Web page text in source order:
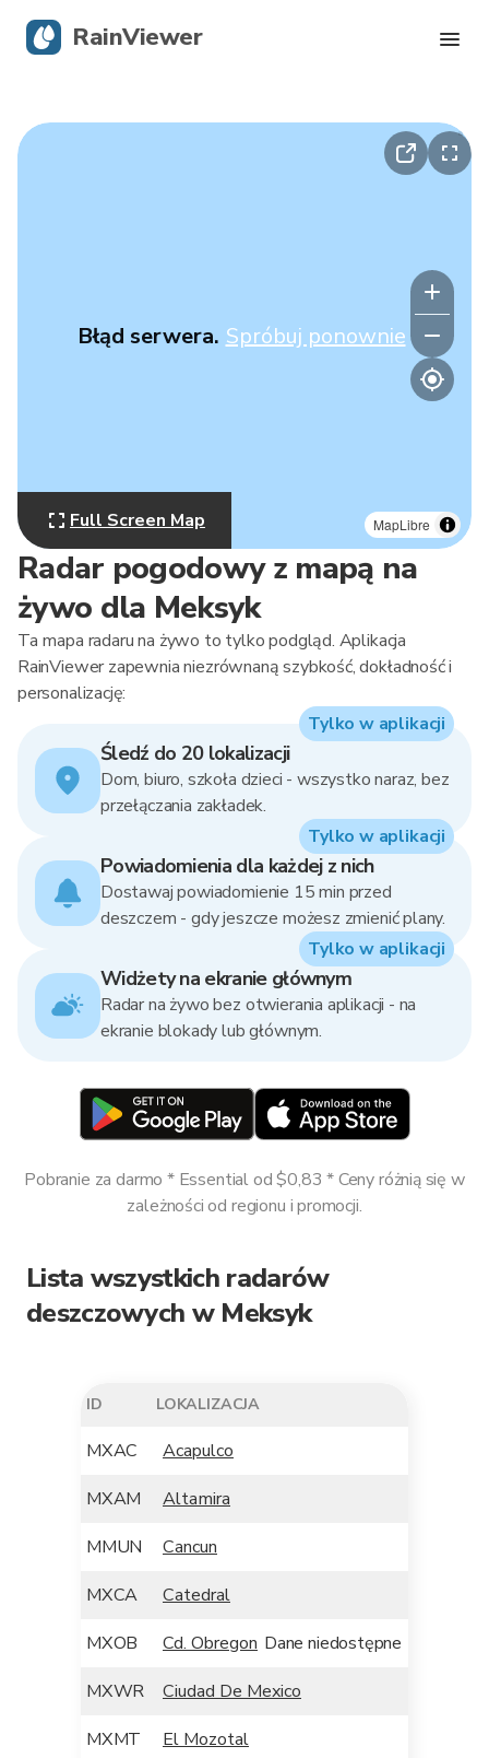
Radar pogodowy z mapą na
żywo dla Meksyk
Ta mapa radaru na żywo to tylko podgląd. Aplikacja
RainViewer zapewnia niezrównaną szybkość, dokładność i
personalizację:
Śledź do 20 lokalizacji
Dom, biuro, szkoła dzieci - wszystko naraz, bez
przełączania zakładek.
Tylko w aplikacji
Powiadomienia dla każdej z nich
Dostawaj powiadomienie 15 min przed
deszczem - gdy jeszcze możesz zmienić plany.
Tylko w aplikacji
Widżety na ekranie głównym
Radar na żywo bez otwierania aplikacji - na
ekranie blokady lub głównym.
Tylko w aplikacji
Pobranie za darmo * Essential od $0,83 * Ceny różnią się w
zależności od regionu i promocji.
MapLibre
Błąd serwera. Spróbuj ponownie
Full Screen Map
Lista wszystkich radarów
deszczowych w Meksyk
ID LOKALIZACJA
MXAC
Acapulco
MXAM
Altamira
MMUN
Cancun
MXCA
Catedral
MXOB
Cd. Obregon Dane niedostępne
MXWR
Ciudad De Mexico
MXMT
El Mozotal
RainViewer